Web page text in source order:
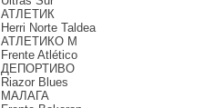
АТЛЕТИК
Herri Norte Taldea
АТЛЕТИКО М
Frente Atlético
ДЕПОРТИВО
Riazor Blues
МАЛАГА